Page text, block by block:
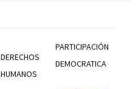
DERECHOS
HUMANOS
PARTICIPACIÓN
DEMOCRATICA